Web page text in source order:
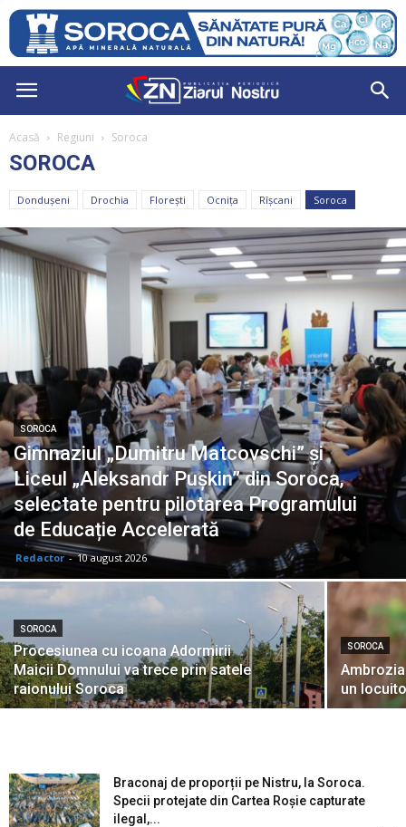
Acasă Regiuni Soroca
SOROCA
Dondușeni Drochia Florești Ocnița Rîșcani Soroca
SOROCA
Gimnaziul „Dumitru Matcovschi” și
Liceul „Aleksandr Pușkin” din Soroca,
selectate pentru pilotarea Programului
de Educație Accelerată
Redactor - 10 august 2026
SOROCA
Procesiunea cu icoana Adormirii
Maicii Domnului va trece prin satele
raionului Soroca
SOROCA
un
Braconaj de proporții pe Nistru, la Soroca.
Specii protejate din Cartea Roșie capturate
ilegal,...